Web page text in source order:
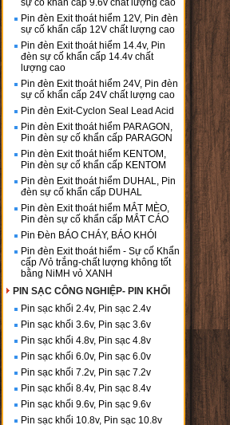
sự cố khẩn cấp 9.6v chất lượng cao
Pin đèn Exit thoát hiểm 12V, Pin đèn
sự cố khẩn cấp 12V chất lượng cao
Pin đèn Exit thoát hiểm 14.4v, Pin
đèn sự cố khẩn cấp 14.4v chất
lượng cao
Pin đèn Exit thoát hiểm 24V, Pin đèn
sự cố khẩn cấp 24V chất lượng cao
Pin đèn Exit-Cyclon Seal Lead Acid
Pin đèn Exit thoát hiểm PARAGON,
Pin đèn sự cố khẩn cấp PARAGON
Pin đèn Exit thoát hiểm KENTOM,
Pin đèn sự cố khẩn cấp KENTOM
Pin đèn Exit thoát hiểm DUHAL, Pin
đèn sự cố khẩn cấp DUHAL
Pin đèn Exit thoát hiểm MẮT MÈO,
Pin đèn sự cố khẩn cấp MẮT CÁO
Pin Đèn BÁO CHÁY, BÁO KHÓI
Pin đèn Exit thoát hiểm - Sự cố Khẩn
cấp /Vỏ trắng-chất lượng không tốt
bằng NiMH vỏ XANH
PIN SẠC CÔNG NGHIỆP- PIN KHỐI
Pin sạc khối 2.4v, Pin sạc 2.4v
Pin sạc khối 3.6v, Pin sạc 3.6v
Pin sạc khối 4.8v, Pin sạc 4.8v
Pin sạc khối 6.0v, Pin sạc 6.0v
Pin sạc khối 7.2v, Pin sạc 7.2v
Pin sạc khối 8.4v, Pin sạc 8.4v
Pin sạc khối 9.6v, Pin sạc 9.6v
Pin sạc khối 10.8v, Pin sạc 10.8v